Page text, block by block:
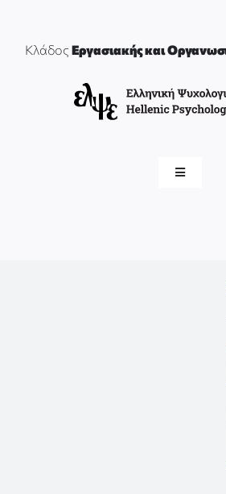
περιεχόμενο
Κλάδος Εργασιακής και
Toggle
ΕΡΓΑΣΙΑΚΗ & ΟΡΓΑΝΩΣΙΑΚΗ